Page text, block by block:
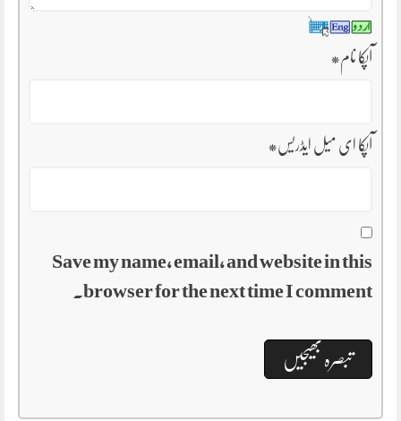
آپکا نام*
آپکا ای میل ایڈریس*
Save my name, email, and website in this
browser for the next time I comment.